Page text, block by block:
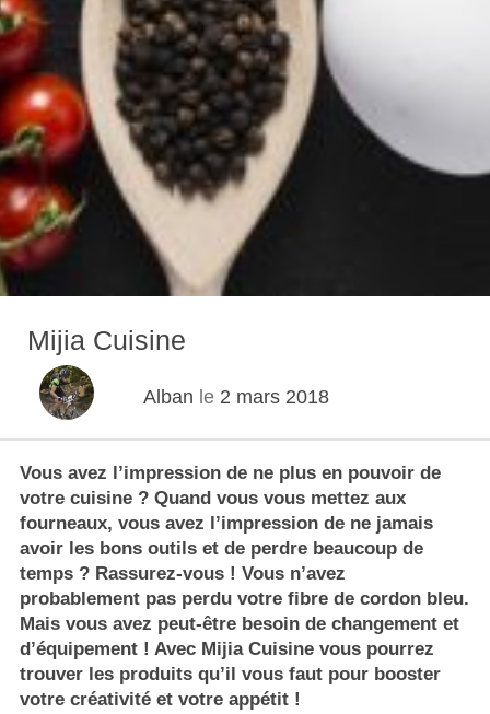
Mijia Cuisine
Alban le 2 mars 2018
Vous avez l’impression de ne plus en pouvoir de
votre cuisine ? Quand vous vous mettez aux
fourneaux, vous avez l’impression de ne jamais
avoir les bons outils et de perdre beaucoup de
temps ? Rassurez-vous ! Vous n’avez
probablement pas perdu votre fibre de cordon bleu.
Mais vous avez peut-être besoin de changement et
d’équipement ! Avec Mijia Cuisine vous pourrez
trouver les produits qu’il vous faut pour booster
votre créativité et votre appétit !